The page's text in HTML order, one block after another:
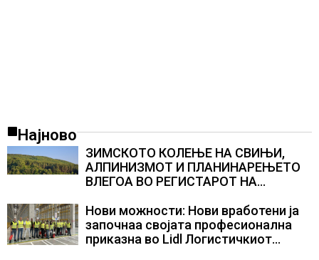
Најново
ЗИМСКОТО КОЛЕЊЕ НА СВИЊИ,
АЛПИНИЗМОТ И ПЛАНИНАРЕЊЕТО
ВЛЕГОА ВО РЕГИСТАРОТ НА
СЛОВЕНИЈА
Нови можности: Нови вработени ја
започнаа својата професионална
приказна во Lidl Логистичкиот